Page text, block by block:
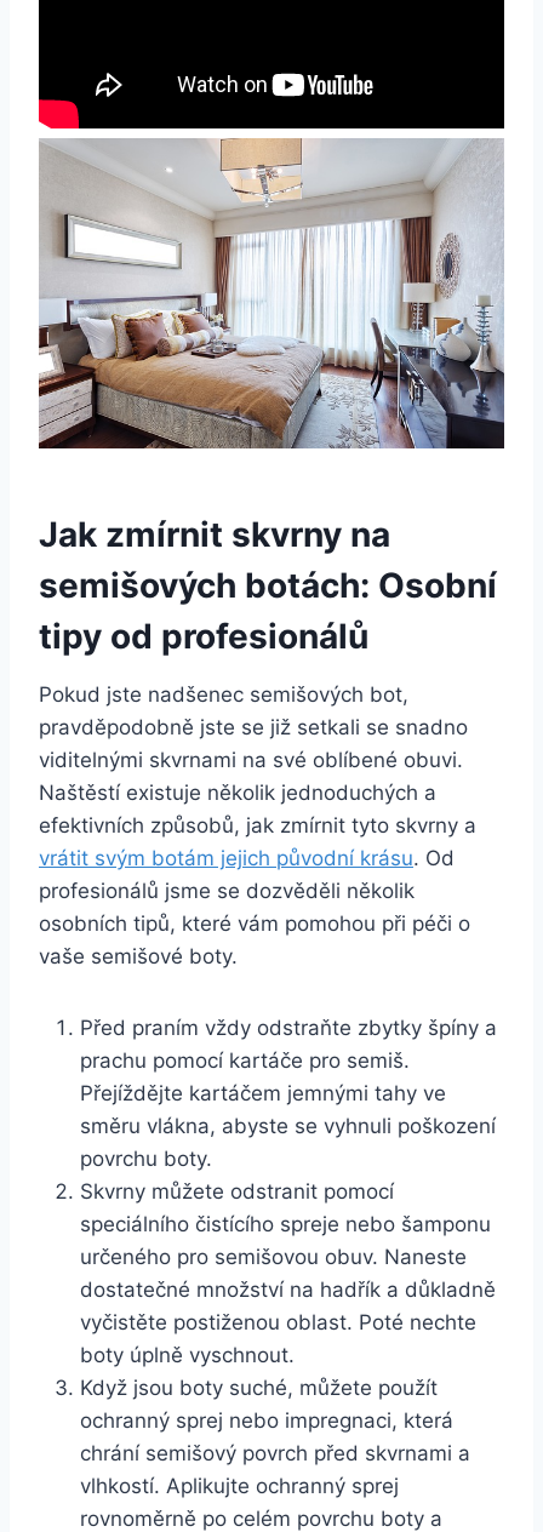
Jak zmírnit skvrny na
semišových botách: Osobní
tipy od profesionálů
Pokud jste nadšenec semišových bot,
pravděpodobně jste se již setkali se snadno
viditelnými ‌skvrnami na své oblíbené obuvi.
Naštěstí existuje několik jednoduchých a
efektivních způsobů, jak zmírnit tyto skvrny⁢ a
vrátit svým botám jejich⁤ původní⁤ krásu. Od‌
profesionálů jsme se dozvěděli několik
osobních tipů, ⁣které vám pomohou při péči o
vaše semišové boty.
Před praním vždy odstraňte zbytky špíny a
prachu pomocí kartáče ⁣pro‍ semiš.
Přejíždějte kartáčem jemnými tahy‌ ve
‍směru vlákna, abyste ‌se vyhnuli poškození
​povrchu⁢ boty.
Skvrny můžete odstranit pomocí
speciálního čistícího spreje nebo šamponu
určeného ⁢pro semišovou obuv. Naneste ​
dostatečné množství na hadřík a důkladně
vyčistěte postiženou‌ oblast. Poté nechte
boty úplně vyschnout.
Když jsou⁣ boty‍ suché,⁤ můžete použít
ochranný sprej nebo impregnaci, která
chrání‍ semišový povrch ⁣před skvrnami a
vlhkostí. Aplikujte ochranný sprej‌
rovnoměrně po ⁤celém povrchu boty a